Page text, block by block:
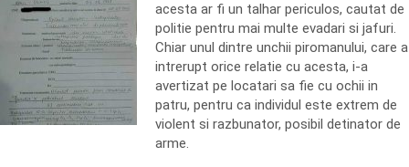
acesta ar fi un talhar periculos, cautat de
politie pentru mai multe evadari si jafuri.
Chiar unul dintre unchii piromanului, care a
intrerupt orice relatie cu acesta, i-a
avertizat pe locatari sa fie cu ochii in
patru, pentru ca individul este extrem de
violent si razbunator, posibil detinator de
arme.